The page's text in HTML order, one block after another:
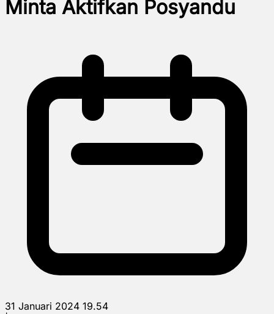
Minta Aktifkan Posyandu
31 Januari 2024 19.54